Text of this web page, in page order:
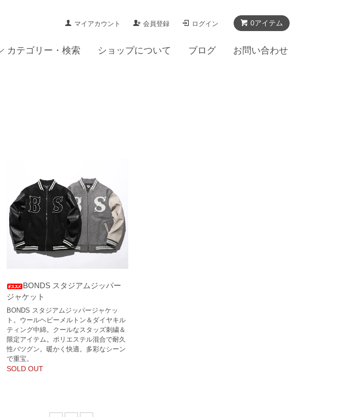
0アイテム
マイアカウント 会員登録 ログイン
カテゴリー・検索 ショップについて ブログ お問い合わせ
BONDS スタジアムジッパー
ジャケット
BONDS スタジアムジッパージャケッ
ト。ウールヘビーメルトン＆ダイヤキル
ティング中綿。クールなスタッズ刺繍＆
限定アイテム。ポリエステル混合で耐久
性バツグン。暖かく快適。多彩なシーン
で重宝。
SOLD OUT